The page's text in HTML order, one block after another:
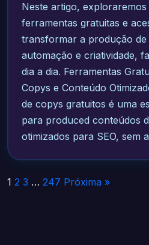
Neste artigo,
ferramentas gratuitas e
transformar a produção de
automação e criatividade,
dia a dia. Ferramentas
Copys e Conteúdo
de copys gratuitos é uma
para produced conteúdos
otimizados para SEO, sem
Paginação
1 2 3 … 247 Próxima »